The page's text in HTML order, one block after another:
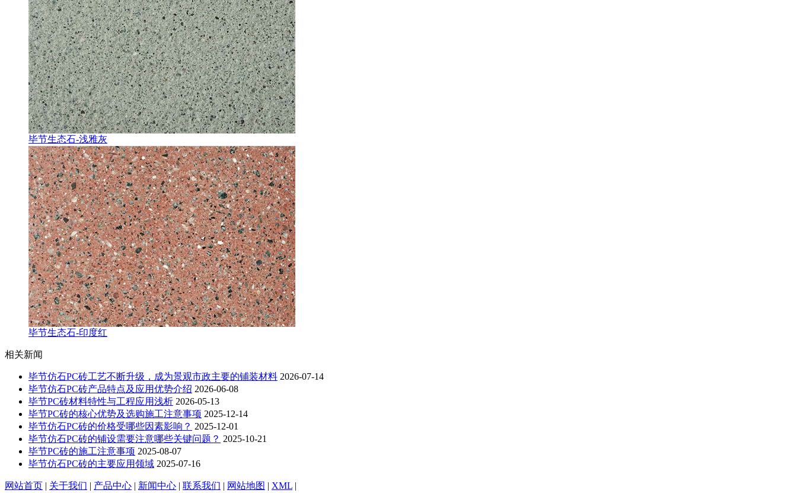
毕节生态石-浅雅灰
毕节生态石-印度红
相关新闻
毕节仿石PC砖工艺不断升级，成为景观市政主要的铺装材料 2026-07-14
毕节仿石PC砖产品特点及应用优势介绍 2026-06-08
毕节PC砖材料特性与工程应用浅析 2026-05-13
毕节PC砖的核心优势及选购施工注意事项 2025-12-14
毕节仿石PC砖的价格受哪些因素影响？ 2025-12-01
毕节仿石PC砖的铺设需要注意哪些关键问题？ 2025-10-21
毕节PC砖的施工注意事项 2025-08-07
毕节仿石PC砖的主要应用领域 2025-07-16
网站首页 | 关于我们 | 产品中心 | 新闻中心 | 联系我们 | 网站地图 | XML |